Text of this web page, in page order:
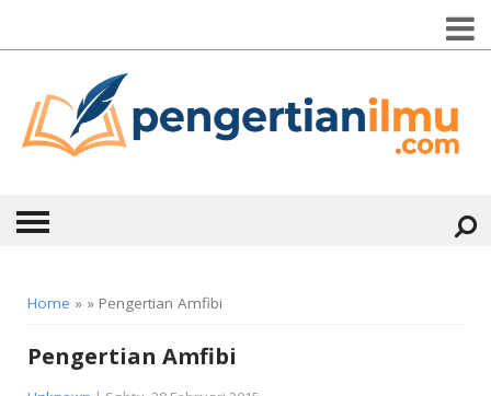
KONTAK
Home » » Pengertian Amfibi
Pengertian Amfibi